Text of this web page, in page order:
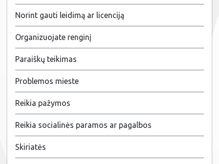
Norint gauti leidimą ar licenciją
Organizuojate renginį
Paraiškų teikimas
Problemos mieste
Reikia pažymos
Reikia socialinės paramos ar pagalbos
Skiriatės